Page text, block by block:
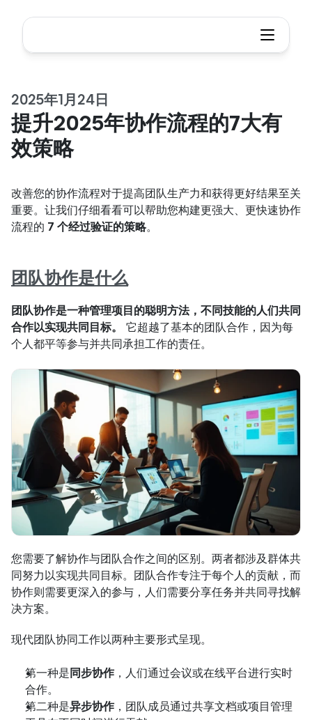
2025年1月24日
提升2025年协作流程的7大有
效策略
改善您的协作流程对于提高团队生产力和获得更好结果至关
重要。让我们仔细看看可以帮助您构建更强大、更快速协作
流程的 7 个经过验证的策略。
团队协作是什么
团队协作是一种管理项目的聪明方法，不同技能的人们共同
合作以实现共同目标。
它超越了基本的团队合作，因为每
个人都平等参与并共同承担工作的责任。
您需要了解协作与团队合作之间的区别。两者都涉及群体共
同努力以实现共同目标。团队合作专注于每个人的贡献，而
协作则需要更深入的参与，人们需要分享任务并共同寻找解
决方案。
现代团队协同工作以两种主要形式呈现。
第一种是 同步协作，人们通过会议或在线平台进行实时
合作。
第二种是异步协作，团队成员通过共享文档或项目管理